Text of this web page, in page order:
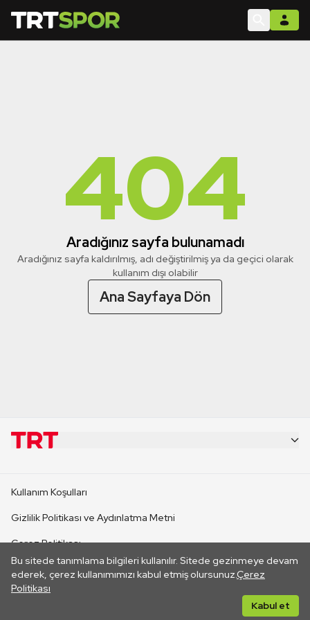
404
Aradığınız sayfa bulunamadı
Aradığınız sayfa kaldırılmış, adı değiştirilmiş ya da geçici olarak
kullanım dışı olabilir
Ana Sayfaya Dön
Bu sitede tanımlama bilgileri kullanılır. Sitede gezinmeye devam
ederek, çerez kullanımımızı kabul etmiş olursunuz.Çerez
Politikası
Kabul et
CANLI YAYINLAR
Kullanım Koşulları
Gizlilik Politikası ve Aydınlatma Metni
Çerez Politikası
İletişim
Her hakkı saklıdır. ©2026 TRT. Bağlantı yoluyla gidilen dış